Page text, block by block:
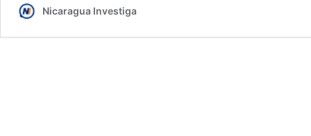
Nicaragua Investiga